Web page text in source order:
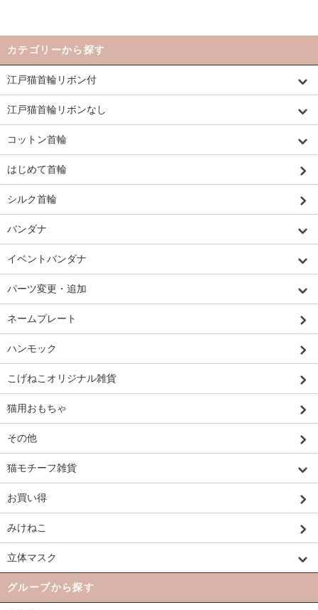
カテゴリーから探す
江戸猫首輪リボン付
江戸猫首輪リボンなし
コットン首輪
はじめて首輪
シルク首輪
バンダナ
イベントバンダナ
パーツ変更・追加
ネームプレート
ハンモック
こげねこオリジナル雑貨
猫用おもちゃ
その他
猫モチーフ雑貨
お買い得
みけねこ
立体マスク
グループから探す